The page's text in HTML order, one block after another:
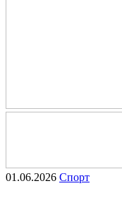
01.06.2026 Спорт